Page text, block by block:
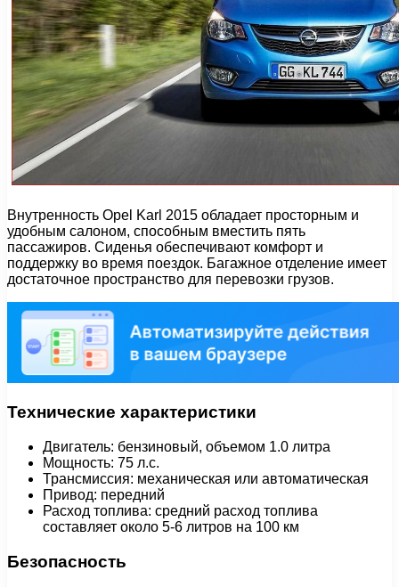
Внутренность Opel Karl 2015 обладает просторным и
удобным салоном, способным вместить пять
пассажиров. Сиденья обеспечивают комфорт и
поддержку во время поездок. Багажное отделение имеет
достаточное пространство для перевозки грузов.
Технические характеристики
Двигатель: бензиновый, объемом 1.0 литра
Мощность: 75 л.с.
Трансмиссия: механическая или автоматическая
Привод: передний
Расход топлива: средний расход топлива
составляет около 5-6 литров на 100 км
Безопасность